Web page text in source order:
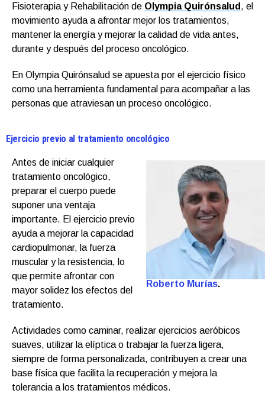
Fisioterapia y Rehabilitación de Olympia Quirónsalud , el
movimiento ayuda a afrontar mejor los tratamientos,
mantener la energía y mejorar la calidad de vida antes,
durante y después del proceso oncológico.
En Olympia Quirónsalud se apuesta por el ejercicio físico
como una herramienta fundamental para acompañar a las
personas que atraviesan un proceso oncológico.
Ejercicio previo al tratamiento oncológico
Roberto Murías.
Antes de iniciar cualquier
tratamiento oncológico,
preparar el cuerpo puede
suponer una ventaja
importante. El ejercicio previo
ayuda a mejorar la capacidad
cardiopulmonar, la fuerza
muscular y la resistencia, lo
que permite afrontar con
mayor solidez los efectos del
tratamiento.
Actividades como caminar, realizar ejercicios aeróbicos
suaves, utilizar la elíptica o trabajar la fuerza ligera,
siempre de forma personalizada, contribuyen a crear una
base física que facilita la recuperación y mejora la
tolerancia a los tratamientos médicos.